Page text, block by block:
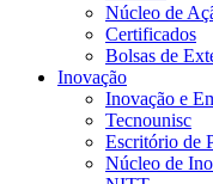
Núcleo de
Certificados
Bolsas de
Inovação
Inovação e
Tecnounisc
Escritório de
Núcleo de